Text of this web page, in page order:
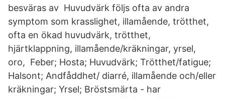
besväras av Huvudvärk följs ofta av andra
symptom som krasslighet, illamående, trötthet,
ofta en ökad huvudvärk, trötthet,
hjärtklappning, illamående/kräkningar, yrsel,
oro, Feber; Hosta; Huvudvärk; Trötthet/fatigue;
Halsont; Andfåddhet/ diarré, illamående och/eller
kräkningar; Yrsel; Bröstsmärta - har